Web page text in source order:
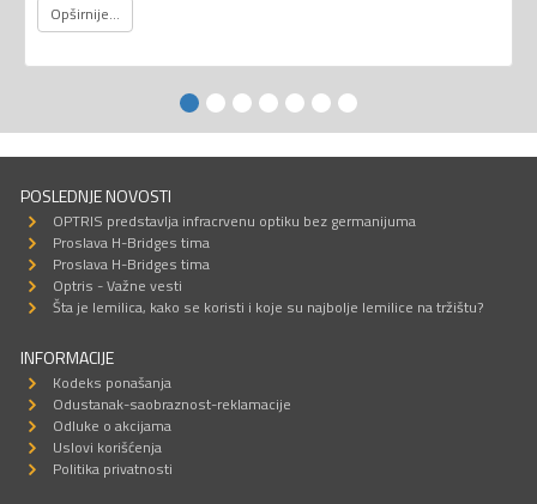
Opširnije...
POSLEDNJE NOVOSTI
OPTRIS predstavlja infracrvenu optiku bez germanijuma
Proslava H-Bridges tima
Proslava H-Bridges tima
Optris - Važne vesti
Šta je lemilica, kako se koristi i koje su najbolje lemilice na tržištu?
INFORMACIJE
Kodeks ponašanja
Odustanak-saobraznost-reklamacije
Odluke o akcijama
Uslovi korišćenja
Politika privatnosti